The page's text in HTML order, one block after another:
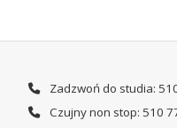
Zadzwoń do studia:
Czujny non stop: 510